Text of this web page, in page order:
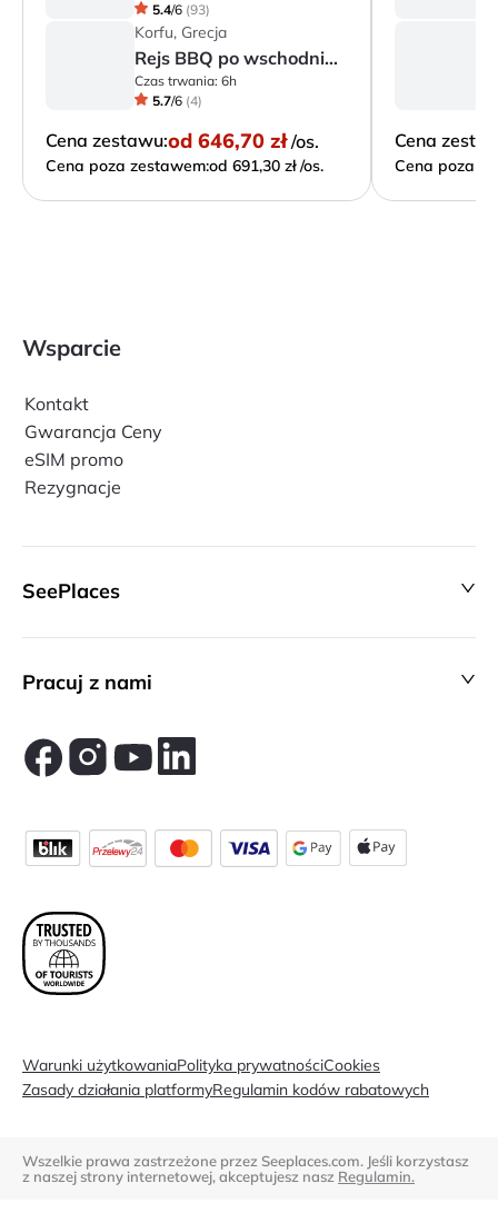
5.4/6 (93)
Korfu, Grecja
Rejs BBQ po wschodnim wybrzeżu (w j. polskim)
Czas trwania: 6h
5.7/6 (4)
Cena zestawu:od 646,70 zł /os.
Cena poza zestawem:od 691,30 zł /os.
Cena
Cena poza
Wsparcie
Kontakt
Gwarancja Ceny
eSIM promo
Rezygnacje
SeePlaces
Pracuj z nami
Warunki użytkowaniaPolityka prywatnościCookies
Zasady działania platformyRegulamin kodów rabatowych
Wszelkie prawa zastrzeżone przez Seeplaces.com. Jeśli korzystasz
z naszej strony internetowej, akceptujesz nasz Regulamin.